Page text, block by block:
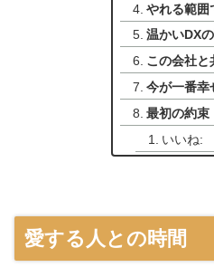
やれる範囲
温かいDX
この会社と
今が一番幸
最初の約束
いいね:
愛する人との時間